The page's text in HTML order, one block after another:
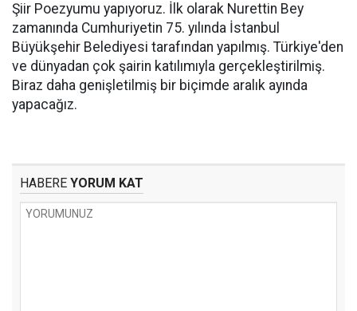
Şiir Poezyumu yapıyoruz. İlk olarak Nurettin Bey
zamanında Cumhuriyetin 75. yılında İstan­bul
Büyükşehir Belediyesi tara­fından yapılmış. Türkiye'den
ve dünyadan çok şairin katılımıy­la gerçekleştirilmiş.
Biraz daha genişletilmiş bir biçimde aralık ayında
yapacağız.
HABERE YORUM KAT